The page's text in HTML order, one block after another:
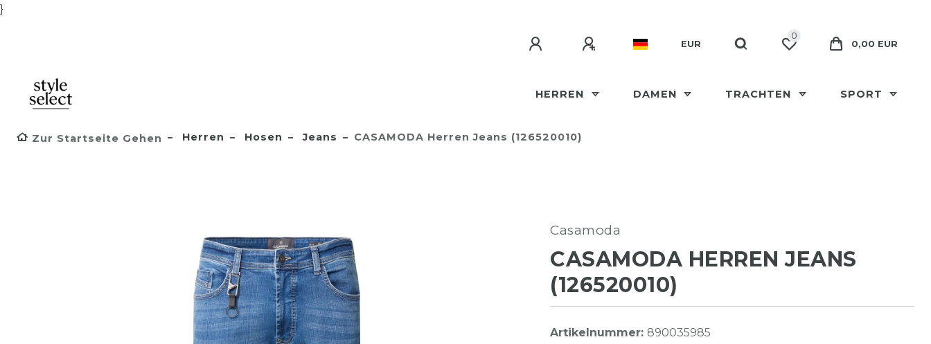
}
EUR
0
0,00 EUR
HERREN DAMEN TRACHTEN SPORT
Zur Startseite Gehen Herren Hosen Jeans CASAMODA Herren Jeans (126520010)
Casamoda
CASAMODA HERREN JEANS
(126520010)
Artikelnummer: 890035985